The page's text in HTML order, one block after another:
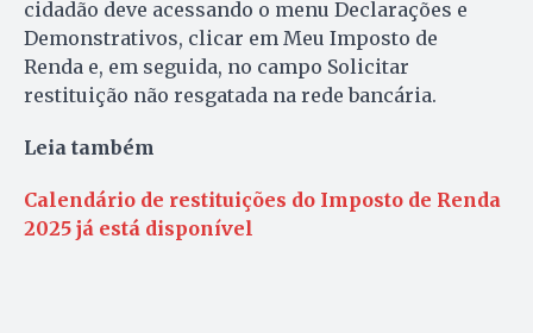
cidadão deve acessando o menu Declarações e
Demonstrativos, clicar em Meu Imposto de
Renda e, em seguida, no campo Solicitar
restituição não resgatada na rede bancária.
Leia também
Calendário de restituições do Imposto de Renda
2025 já está disponível